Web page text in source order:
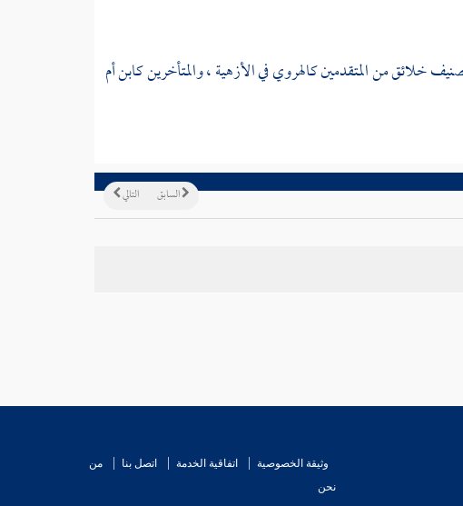
خلائق من المتقدمينكالهرويفي الأزهية ، والمتأخرينكابن أم
التالي السابق
وثيقة الخصوصية اتفاقية الخدمة اتصل بنا
من
نحن